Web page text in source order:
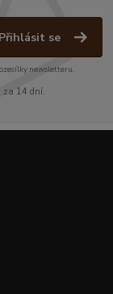
Přihlásit se
newsletteru.
za 14 dní.